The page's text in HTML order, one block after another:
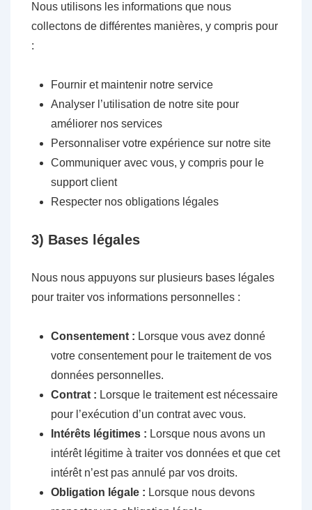
Nous utilisons les informations que nous
collectons de différentes manières, y compris pour
:
Fournir et maintenir notre service
Analyser l’utilisation de notre site pour
améliorer nos services
Personnaliser votre expérience sur notre site
Communiquer avec vous, y compris pour le
support client
Respecter nos obligations légales
3) Bases légales
Nous nous appuyons sur plusieurs bases légales
pour traiter vos informations personnelles :
Consentement : Lorsque vous avez donné
votre consentement pour le traitement de vos
données personnelles.
Contrat : Lorsque le traitement est nécessaire
pour l’exécution d’un contrat avec vous.
Intérêts légitimes : Lorsque nous avons un
intérêt légitime à traiter vos données et que cet
intérêt n’est pas annulé par vos droits.
Obligation légale : Lorsque nous devons